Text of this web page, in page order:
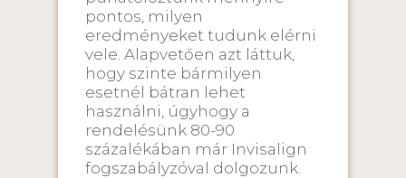
pontos, milyen
eredményeket tudunk elérni
vele. Alapvetően azt láttuk,
hogy szinte bármilyen
esetnél bátran lehet
használni, úgyhogy a
rendelésünk 80-90
százalékában már Invisalign
fogszabályzóval dolgozunk.